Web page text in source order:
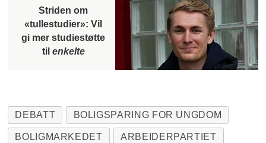
Striden om
«tullestudier»: Vil
gi mer studiestøtte
til enkelte
DEBATT BOLIGSPARING FOR UNGDOM
BOLIGMARKEDET ARBEIDERPARTIET